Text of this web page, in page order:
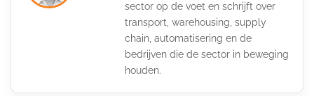
sector op de voet en schrijft over
transport, warehousing, supply
chain, automatisering en de
bedrijven die de sector in beweging
houden.